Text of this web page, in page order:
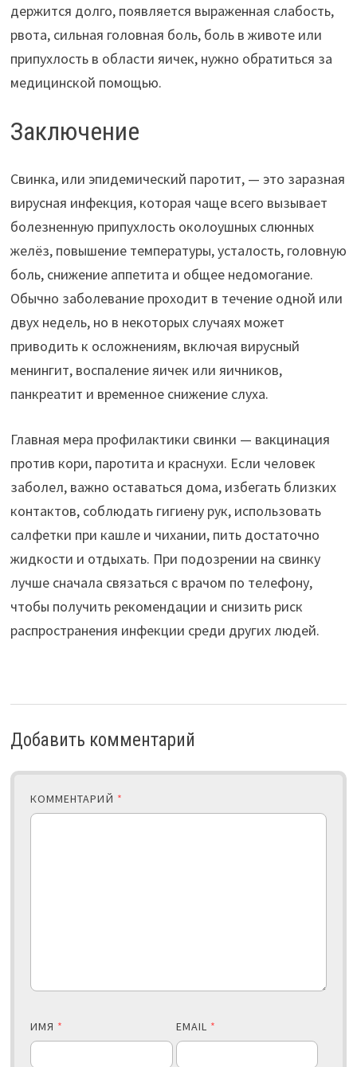
держится долго, появляется выраженная слабость,
рвота, сильная головная боль, боль в животе или
припухлость в области яичек, нужно обратиться за
медицинской помощью.
Заключение
Свинка, или эпидемический паротит, — это заразная
вирусная инфекция, которая чаще всего вызывает
болезненную припухлость околоушных слюнных
желёз, повышение температуры, усталость, головную
боль, снижение аппетита и общее недомогание.
Обычно заболевание проходит в течение одной или
двух недель, но в некоторых случаях может
приводить к осложнениям, включая вирусный
менингит, воспаление яичек или яичников,
панкреатит и временное снижение слуха.
Главная мера профилактики свинки — вакцинация
против кори, паротита и краснухи. Если человек
заболел, важно оставаться дома, избегать близких
контактов, соблюдать гигиену рук, использовать
салфетки при кашле и чихании, пить достаточно
жидкости и отдыхать. При подозрении на свинку
лучше сначала связаться с врачом по телефону,
чтобы получить рекомендации и снизить риск
распространения инфекции среди других людей.
Добавить комментарий
КОММЕНТАРИЙ *
ИМЯ * EMAIL *